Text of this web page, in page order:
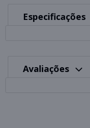
Especificações
Avaliações